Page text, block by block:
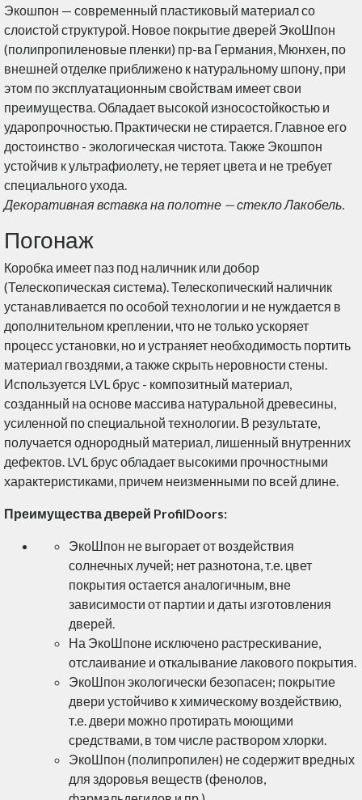
Экошпон — современный пластиковый материал со
слоистой структурой. Новое покрытие дверей ЭкоШпон
(полипропиленовые пленки) пр-ва Германия, Мюнхен, по
внешней отделке приближено к натуральному шпону, при
этом по эксплуатационным свойствам имеет свои
преимущества. Обладает высокой износостойкостью и
ударопрочностью. Практически не стирается. Главное его
достоинство - экологическая чистота. Также Экошпон
устойчив к ультрафиолету, не теряет цвета и не требует
специального ухода.
Декоративная вставка на полотне —стекло Лакобель
Погонаж
Коробка имеет паз под наличник или добор
(Телескопическая система). Телескопический наличник
устанавливается по особой технологии и не нуждается в
дополнительном креплении, что не только ускоряет
процесс установки, но и устраняет необходимость портить
материал гвоздями, а также скрыть неровности стены.
Используется LVL брус - композитный материал,
созданный на основе массива натуральной древесины,
усиленной по специальной технологии. В результате,
получается однородный материал, лишенный внутренних
дефектов. LVL брус обладает высокими прочностными
характеристиками, причем неизменными по всей длине.
Преимущества дверей ProfilDoors:
ЭкоШпон не выгорает от воздействия
солнечных лучей; нет разнотона, т.е. цвет
покрытия остается аналогичным, вне
зависимости от партии и даты изготовления
дверей.
На ЭкоШпоне исключено растрескивание,
отслаивание и откалывание лакового покрытия.
ЭкоШпон экологически безопасен; покрытие
двери устойчиво к химическому воздействию,
т.е. двери можно протирать моющими
средствами, в том числе раствором хлорки.
ЭкоШпон (полипропилен) не содержит вредных
для здоровья веществ (фенолов,